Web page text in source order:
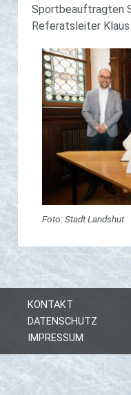
Sportbeauftragten
Referatsleiter Klaus
Foto: Stadt Landshut
KONTAKT
DATENSCHUTZ
IMPRESSUM